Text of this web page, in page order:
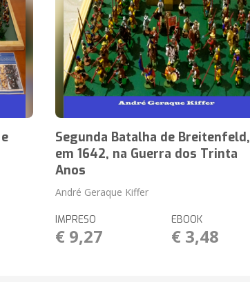
Segunda Batalha de Breitenfeld,
em 1642, na Guerra dos Trinta
Anos
André Geraque Kiffer
IMPRESO
€ 9,27
EBOOK
€ 3,48